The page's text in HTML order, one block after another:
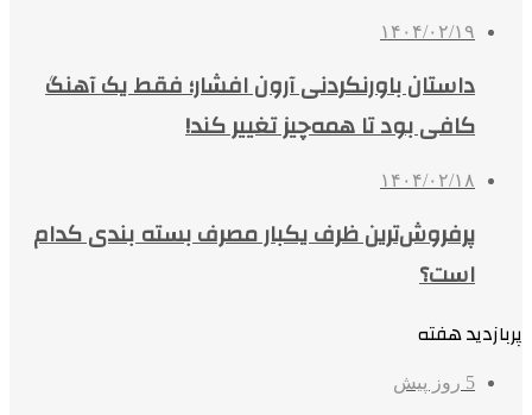
۱۴۰۴/۰۲/۱۹
داستان باورنکردنی آرون افشار؛ فقط یک آهنگ
کافی بود تا همه‌چیز تغییر کند!
۱۴۰۴/۰۲/۱۸
پرفروش‌ترین ظرف یکبار مصرف بسته بندی کدام
است؟
پربازدید هفته
5 روز پیش